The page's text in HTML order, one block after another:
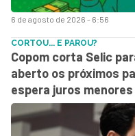
6 de agosto de 2026 - 6:56
CORTOU... E PAROU?
Copom corta Selic
aberto os próximos
espera juros menores